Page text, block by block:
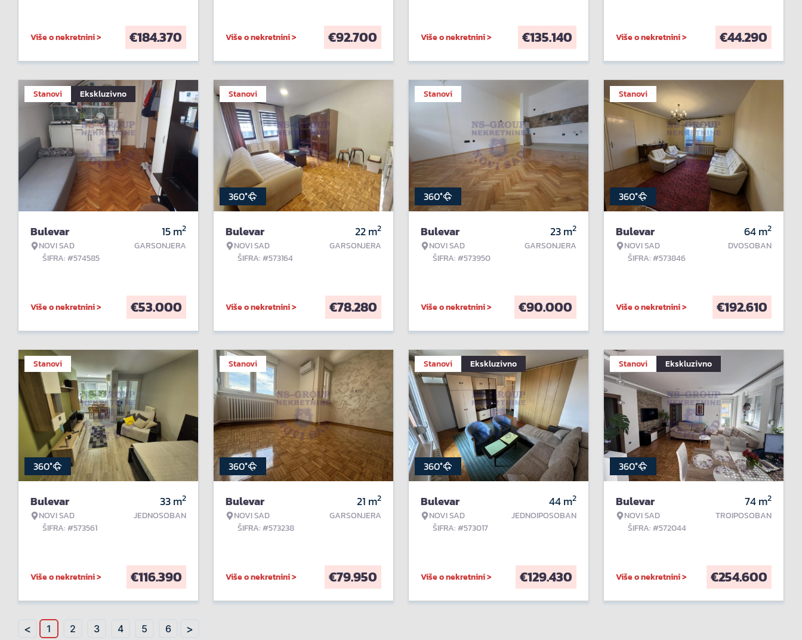
Više o nekretnini > €184.370 Više o nekretnini > €92.700 Više o nekretnini > €135.140 Više o nekretnini > €44.290
Stanovi Ekskluzivno
Bulevar
NOVI SAD
ŠIFRA: #574585
15m2
GARSONJERA
Više o nekretnini > €53.000
Stanovi
360°
Bulevar
NOVI SAD
ŠIFRA: #573164
22m2
GARSONJERA
Više o nekretnini > €78.280
Stanovi
360°
Bulevar
NOVI SAD
ŠIFRA: #573950
23m2
GARSONJERA
Više o nekretnini > €90.000
Stanovi
360°
Bulevar
NOVI SAD
ŠIFRA: #573846
64m2
DVOSOBAN
Više o nekretnini > €192.610
Stanovi
360°
Bulevar
NOVI SAD
ŠIFRA: #573561
33m2
JEDNOSOBAN
Više o nekretnini > €116.390
Stanovi
360°
Bulevar
NOVI SAD
ŠIFRA: #573238
21 m2
GARSONJERA
Više o nekretnini > €79.950
Stanovi Ekskluzivno
360°
Bulevar
NOVI SAD
ŠIFRA: #573017
44m2
JEDNOIPOSOBAN
Više o nekretnini > €129.430
Stanovi Ekskluzivno
360°
Bulevar
NOVI SAD
ŠIFRA: #572044
74m2
TROIPOSOBAN
Više o nekretnini > €254.600
< 1 2 3 4 5 6 >